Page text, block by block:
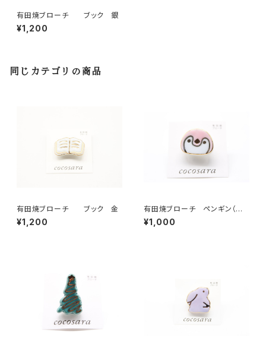
有田焼ブローチ ブック 銀
¥1,200
同じカテゴリの商品
有田焼ブローチ ブック 金
¥1,200
有田焼ブローチ ペンギン（ピ
ンク）
¥1,000